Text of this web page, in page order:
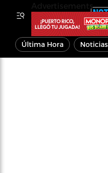
Última Hora Noticias
Advertisements